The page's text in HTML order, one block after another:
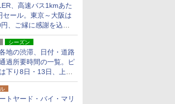
、高速バス1kmあた
セール。東京～大阪は
、ご縁に感謝を込め
年記念キャンペーン
シーズン
地の渋滞、日付・道路
過所要時間の一覧。ピ
下り8日・13日、上り
15日
ートヤード・バイ・マリ